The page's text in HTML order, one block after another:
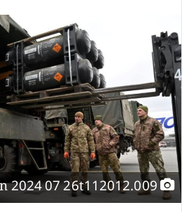
afghan 2024 07 26t112012.009